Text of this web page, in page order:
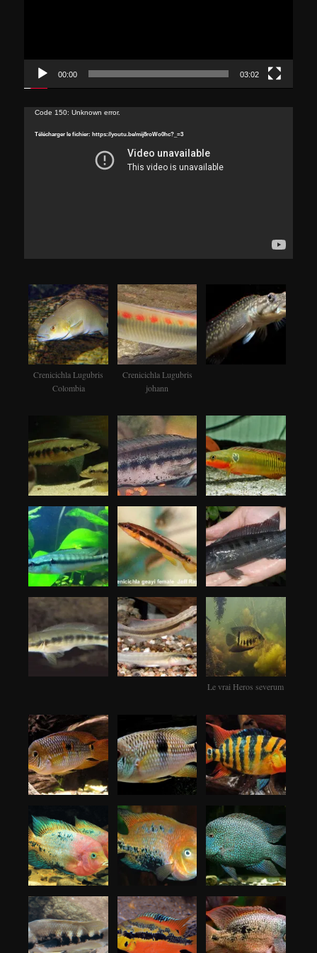
00:00 03:02
Lecteur
Code 150: Unknown error.
Télécharger le fichier: https://youtu.be/mij8roWo0hc?_=3
Crenicichla Lugubris
Colombia
Crenicichla Lugubris
johann
Le vrai Heros severum